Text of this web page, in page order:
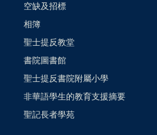
空缺及招標
相簿
聖士提反教堂
書院圖書館
聖士提反書院附屬小學
非華語學生的教育支援摘要
聖記長者學苑